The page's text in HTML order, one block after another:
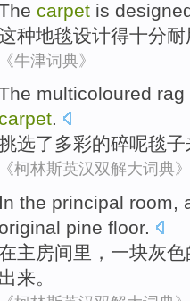
carpet is
种地毯设计得十分耐
《牛津词典》
multicoloured rag
carpet.
选了 多彩的碎呢毯子
《柯林斯英汉双解大词典》
In the principal room,
original pine floor.
主 房间里 ， 一块灰色
出来。